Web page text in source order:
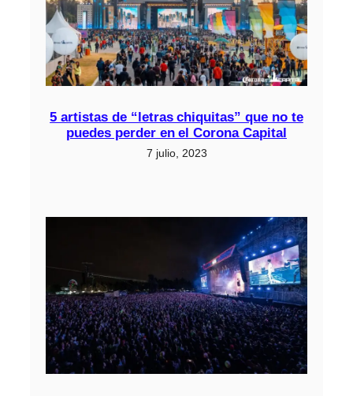
5 artistas de “letras chiquitas” que no te
puedes perder en el Corona Capital
7 julio, 2023